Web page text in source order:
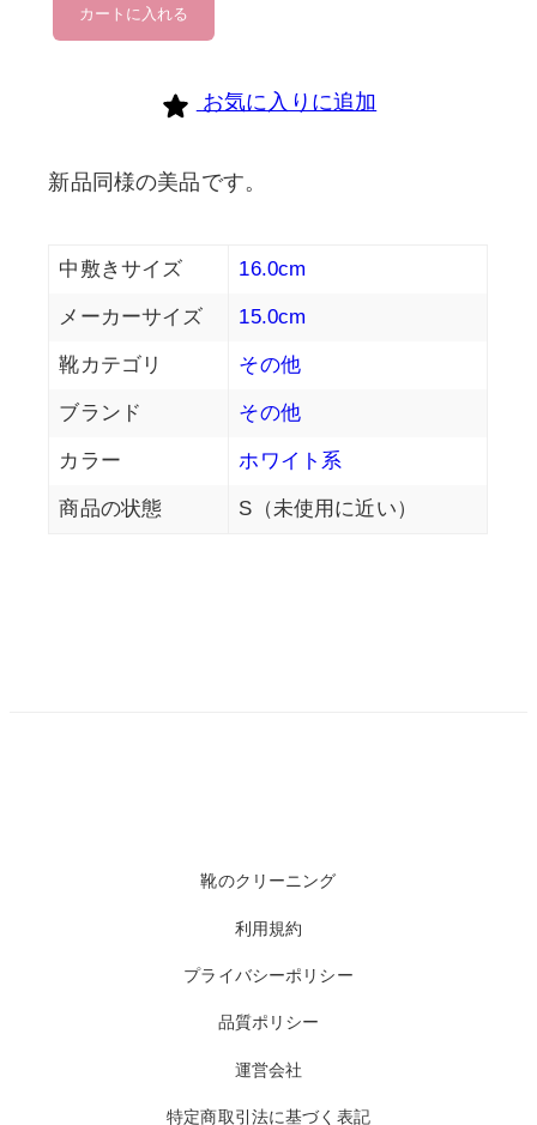
個
カートに入れる
お気に入りに追加
新品同様の美品です。
中敷きサイズ 16.0cm
メーカーサイズ 15.0cm
靴カテゴリ その他
ブランド その他
カラー ホワイト系
商品の状態 S（未使用に近い）
靴のクリーニング
利用規約
プライバシーポリシー
品質ポリシー
運営会社
特定商取引法に基づく表記